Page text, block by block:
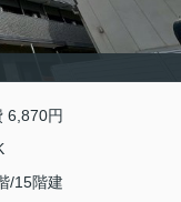
6,870円
/15階建